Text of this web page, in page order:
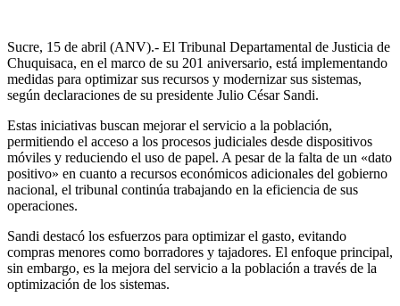
Sucre, 15 de abril (ANV).- El Tribunal Departamental de Justicia de
Chuquisaca, en el marco de su 201 aniversario, está implementando
medidas para optimizar sus recursos y modernizar sus sistemas,
según declaraciones de su presidente Julio César Sandi.
Estas iniciativas buscan mejorar el servicio a la población,
permitiendo el acceso a los procesos judiciales desde dispositivos
móviles y reduciendo el uso de papel. A pesar de la falta de un «dato
positivo» en cuanto a recursos económicos adicionales del gobierno
nacional, el tribunal continúa trabajando en la eficiencia de sus
operaciones.
Sandi destacó los esfuerzos para optimizar el gasto, evitando
compras menores como borradores y tajadores. El enfoque principal,
sin embargo, es la mejora del servicio a la población a través de la
optimización de los sistemas.